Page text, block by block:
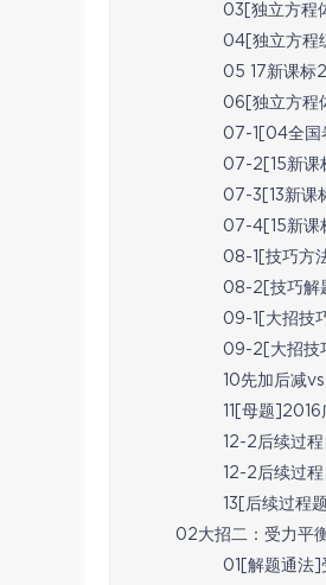
03[独立方程
04[独立方程
05 17新课标
06[独立方程
07-1[04全国
07-2[15新课
07-3[13新课
07-4[15新课
08-1[技巧方
08-2[技巧解
09-1[大招技
09-2[大招技
10先加后减
11[母题
12-2后续过
12-2后续过
13[后续过程
02大招二：受力平
01[解题通法]